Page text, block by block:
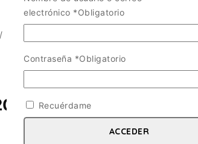
/
RUSIA 2007. ESC 1/43
electrónico *Obligatorio
Contraseña *Obligatorio
Recuérdame
ACCEDER